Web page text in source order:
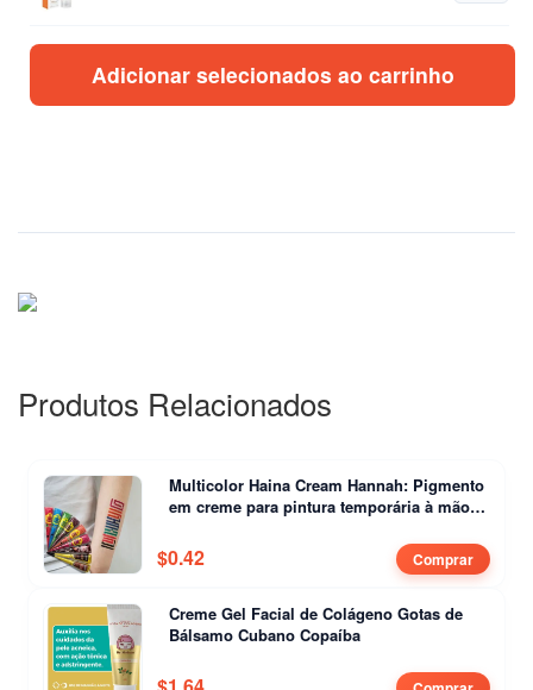
Adicionar selecionados ao carrinho
Produtos Relacionados
Multicolor Haina Cream Hannah: Pigmento
em creme para pintura temporária à mão
$0.42 Comprar
Creme Gel Facial de Colágeno Gotas de
Bálsamo Cubano Copaíba